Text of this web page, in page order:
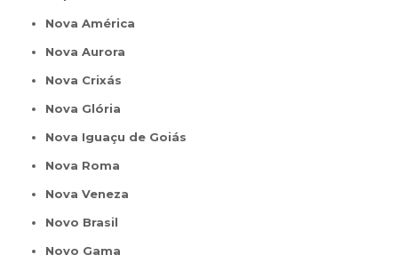
Nova América
Nova Aurora
Nova Crixás
Nova Glória
Nova Iguaçu de Goiás
Nova Roma
Nova Veneza
Novo Brasil
Novo Gama